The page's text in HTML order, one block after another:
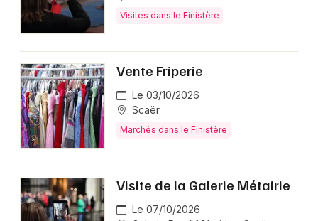
Visites dans le Finistère
Vente Friperie
Le 03/10/2026
Scaër
Marchés dans le Finistère
Visite de la Galerie Métairie
Le 07/10/2026